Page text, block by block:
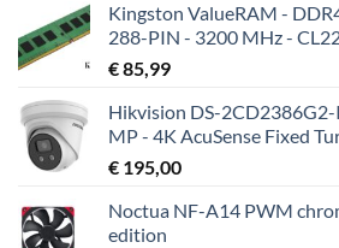
Kingston ValueRAM -
288-PIN - 3200 MHz -
€85,99
Hikvision DS-2CD2386G2-
MP - 4K AcuSense Fixed
€ 195,00
Noctua NF-A14 PWM
edition